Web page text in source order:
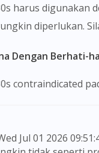
harus digunakan
diperlukan.
Dengan Berhati-
contraindicated